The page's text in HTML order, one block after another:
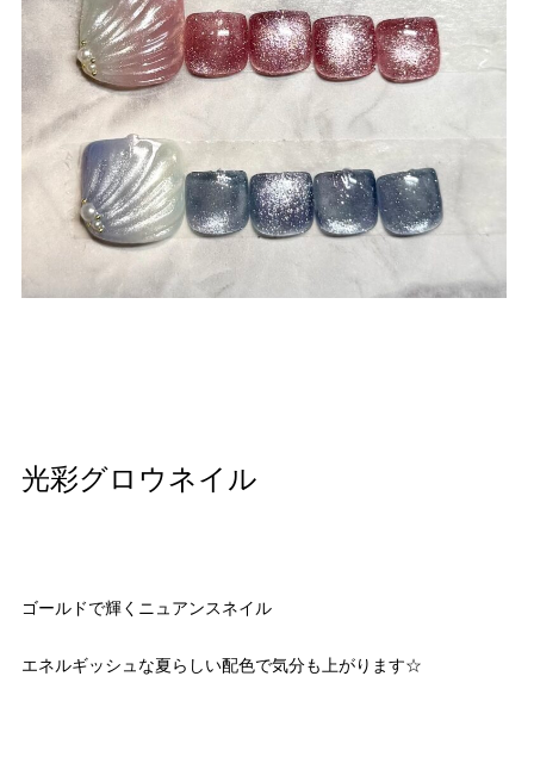
光彩グロウネイル
ゴールドで輝くニュアンスネイル
エネルギッシュな夏らしい配色で気分も上がります☆